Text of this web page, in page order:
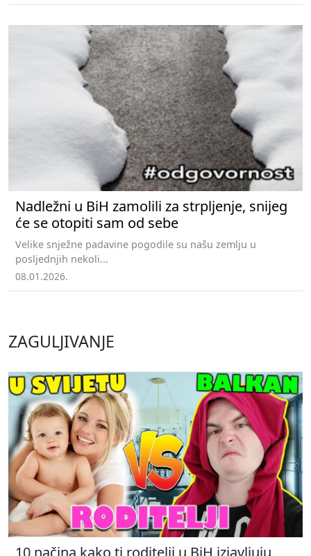
Nadležni u BiH zamolili za strpljenje, snijeg
će se otopiti sam od sebe
Velike snježne padavine pogodile su našu zemlju u
posljednjih nekoli...
08.01.2026.
ZAGULJIVANJE